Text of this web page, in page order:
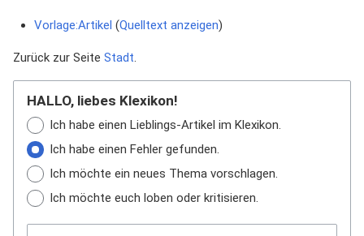
Vorlage:Artikel (Quelltext anzeigen)
Zurück zur Seite Stadt.
HALLO, liebes Klexikon!
Ich habe einen Lieblings-Artikel im Klexikon.
Ich habe einen Fehler gefunden.
Ich möchte ein neues Thema vorschlagen.
Ich möchte euch loben oder kritisieren.